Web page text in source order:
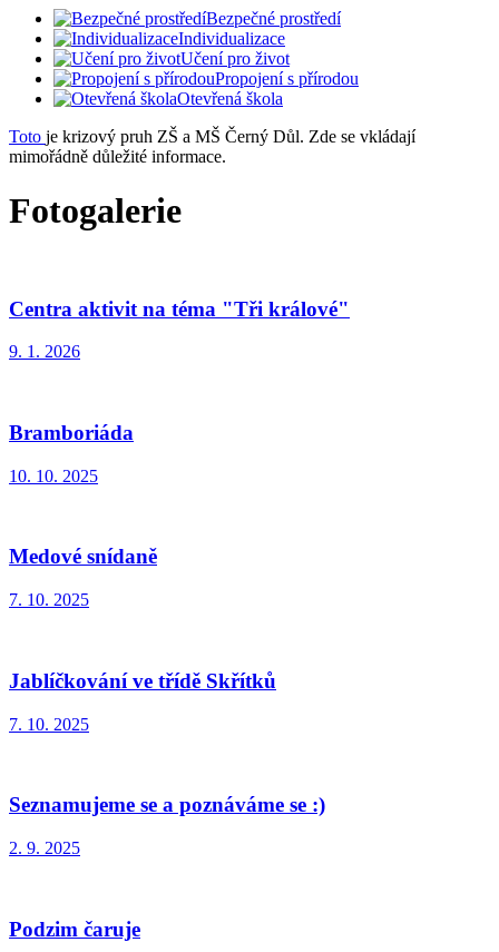
Bezpečné prostředí
Individualizace
Učení pro život
Propojení s přírodou
Otevřená škola
Toto je krizový pruh ZŠ a MŠ Černý Důl. Zde se vkládají
mimořádně důležité informace.
Fotogalerie
Centra aktivit na téma "Tři králové"
9. 1. 2026
Bramboriáda
10. 10. 2025
Medové snídaně
7. 10. 2025
Jablíčkování ve třídě Skřítků
7. 10. 2025
Seznamujeme se a poznáváme se :)
2. 9. 2025
Podzim čaruje